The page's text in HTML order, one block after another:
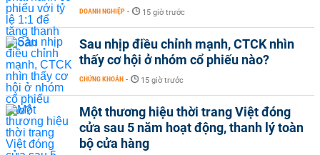
DOANH NGHIỆP - 15 giờ trước
Sau nhịp điều chỉnh mạnh, CTCK nhìn
thấy cơ hội ở nhóm cổ phiếu nào?
CHỨNG KHOÁN - 15 giờ trước
Một thương hiệu thời trang Việt đóng
cửa sau 5 năm hoạt động, thanh lý toàn
bộ cửa hàng